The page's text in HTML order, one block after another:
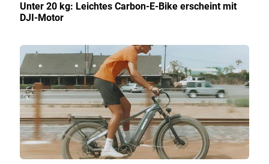
Unter 20 kg: Leichtes Carbon-E-Bike erscheint mit
DJI-Motor